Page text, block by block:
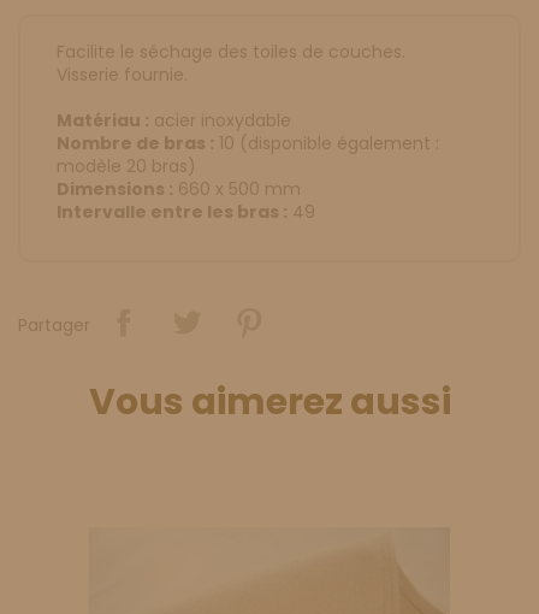
Facilite le séchage des toiles de couches.
Visserie fournie.
Matériau : acier inoxydable
Nombre de bras : 10 (disponible également :
modèle 20 bras)
Dimensions : 660 x 500 mm
Intervalle entre les bras : 49
Partager
Vous aimerez aussi